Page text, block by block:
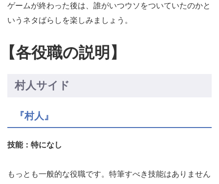
ゲームが終わった後は、誰がいつウソをついていたのかと
いうネタばらしを楽しみましょう。
【各役職の説明】
村人サイド
『村人』
技能：特になし
もっとも一般的な役職です。特筆すべき技能はありません